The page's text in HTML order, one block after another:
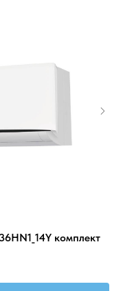
комплект